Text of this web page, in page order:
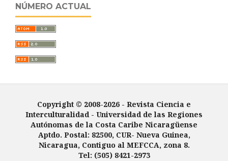
NÚMERO ACTUAL
Copyright © 2008-2026 - Revista Ciencia e
Interculturalidad - Universidad de las Regiones
Autónomas de la Costa Caribe Nicaragüense
Aptdo. Postal: 82500, CUR- Nueva Guinea,
Nicaragua, Contiguo al MEFCCA, zona 8.
Tel: (505) 8421-2973